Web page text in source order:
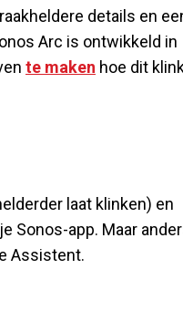
details en
Arc is ontwikkeld in
te maken hoe dit
laat klinken) en
Sonos-app. Maar
Assistent.